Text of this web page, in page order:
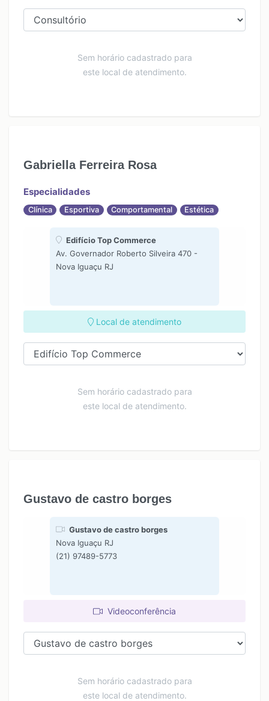
Sem horário cadastrado para
este local de atendimento.
Gabriella Ferreira Rosa
Especialidades
Clínica Esportiva Comportamental Estética
Edifício Top Commerce
Av. Governador Roberto Silveira 470 -
Nova Iguaçu RJ
Local de atendimento
Sem horário cadastrado para
este local de atendimento.
Gustavo de castro borges
Gustavo de castro borges
Nova Iguaçu RJ
(21) 97489-5773
Videoconferência
Sem horário cadastrado para
este local de atendimento.